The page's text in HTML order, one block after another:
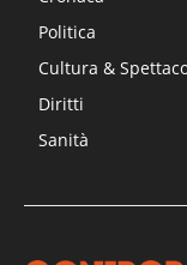
Politica
Cultura &
Diritti
Sanità